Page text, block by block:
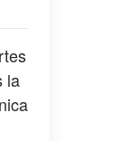
la